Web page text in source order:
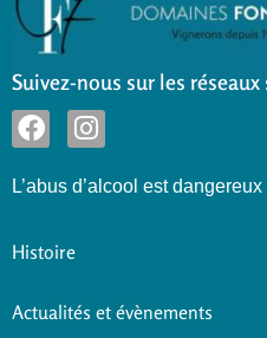
Suivez-nous sur les réseaux
L’abus d’alcool est
Histoire
Actualités et évènements